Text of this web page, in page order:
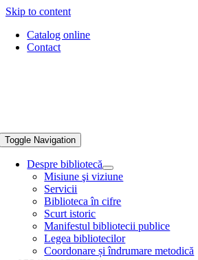
Skip to content
Catalog online
Contact
Toggle Navigation
Despre bibliotecă
Misiune şi viziune
Servicii
Biblioteca în cifre
Scurt istoric
Manifestul bibliotecii publice
Legea bibliotecilor
Coordonare și îndrumare metodică